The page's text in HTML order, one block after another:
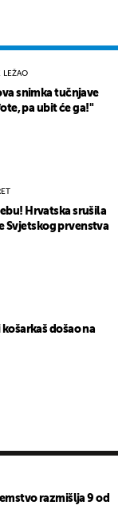
LEŽAO
snimka tučnjave
pa ubit će ga!"
Hrvatska srušila
Svjetskog prvenstva
došao na
razmišlja 9 od